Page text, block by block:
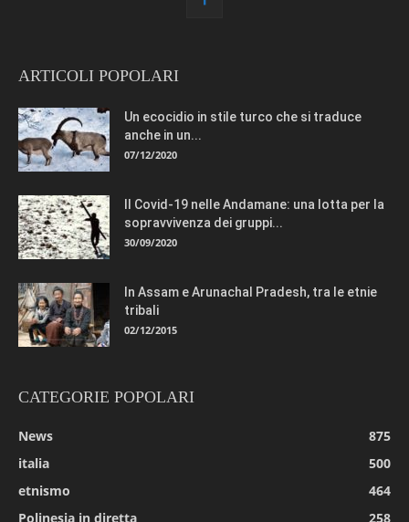
ARTICOLI POPOLARI
Un ecocidio in stile turco che si traduce
anche in un...
07/12/2020
Il Covid-19 nelle Andamane: una lotta per la
sopravvivenza dei gruppi...
30/09/2020
In Assam e Arunachal Pradesh, tra le etnie
tribali
02/12/2015
CATEGORIE POPOLARI
News
875
italia
500
etnismo
464
Polinesia in diretta
258